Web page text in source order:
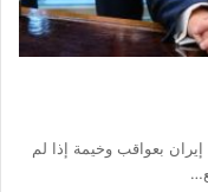
بعواقب ⁠وخيمة ​إذا ​لم